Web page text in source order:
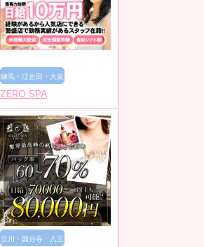
練馬・江古田・大泉
学園
ZERO SPA
立川・国分寺・八王